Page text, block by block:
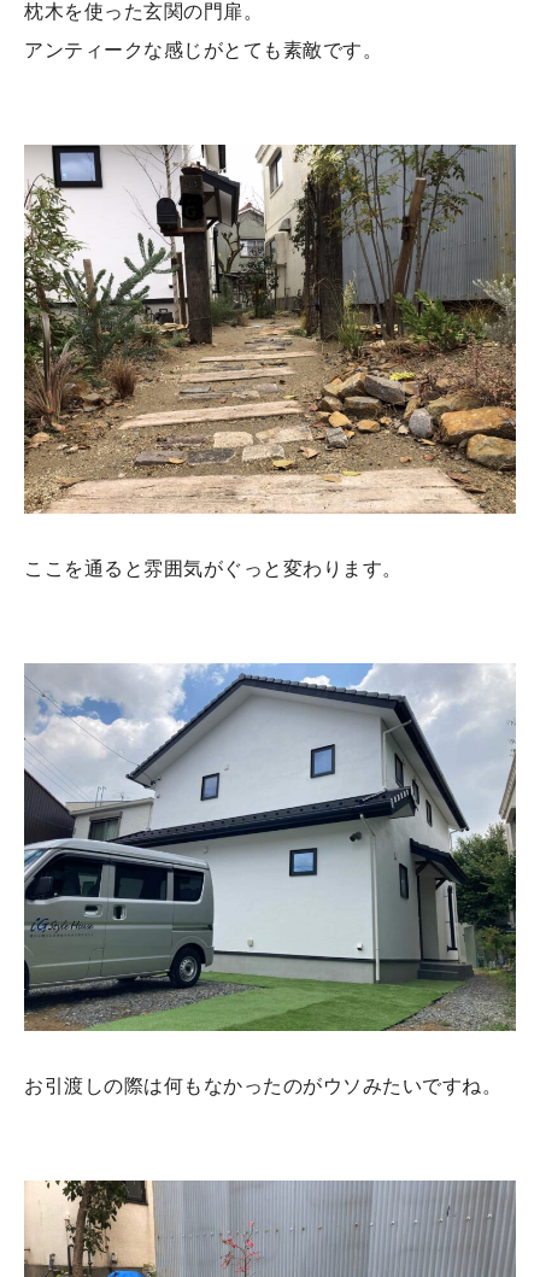
枕木を使った玄関の門扉。
アンティークな感じがとても素敵です。
ここを通ると雰囲気がぐっと変わります。
お引渡しの際は何もなかったのがウソみたいですね。